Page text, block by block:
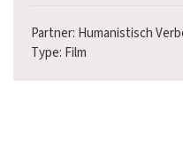
Partner: Humanistisch
Type: Film